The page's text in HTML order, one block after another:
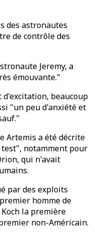
des astronautes
de contrôle des
Jeremy, a
émouvante."
beaucoup
"un peu d'anxiété et
Artemis a été décrite
test", notamment pour
qui n'avait
par des exploits
homme de
la première
non-Américain.